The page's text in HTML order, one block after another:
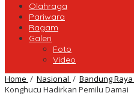
Olahraga
Pariwara
Ragam
Galeri
Foto
Video
Home / Nasional / Bandung Raya
Konghucu Hadirkan Pemilu Damai